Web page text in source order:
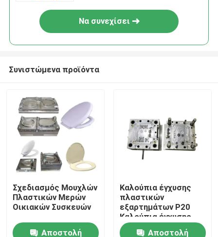
Σπίτι
Προϊόντα
Σχετικά με εμάς
Να συνεχίσει
Συνιστώμενα προϊόντα
Σχεδιασμός Μουχλών
Πλαστικών Μερών
Οικιακών Συσκευών
Αποστολή
Καλούπια έγχυσης
πλαστικών
εξαρτημάτων P20
Καλούπια έγχυσης
από χάλυβα
Αποστολή